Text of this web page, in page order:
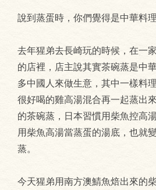
說到蒸蛋時，你們覺得是中華料
去年猩弟去長崎玩的時候，在一
的店裡，店主說其實茶碗蒸是中
多中國人來做生意，其中一樣料
很好喝的雞高湯混合再一起蒸出
的茶碗蒸，日本習慣用柴魚控高
用柴魚高湯當蒸蛋的湯底，也就
蒸。
今天猩弟用南方澳鯖魚焙出來的